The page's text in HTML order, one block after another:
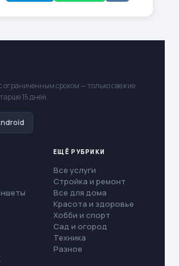
ограниченным сроком — только свежие
15 дней.
ЕЩЁ РУБРИКИ
Все услуги
Стройка и ремонт
Все для дома
Красота и здоровье
Хобби и спорт
Сад и огород
Техника
Разное